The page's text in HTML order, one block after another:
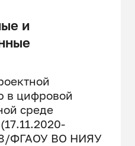
и
в цифровой
среде
ФГАОУ ВО НИЯУ